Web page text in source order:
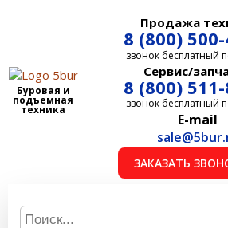
Буровая и
подъемная
техника
Продажа
8 (800)
звонок бесплатный
Сервис/
8 (800)
звонок бесплатный
E-mail
ЗАКАЗАТЬ